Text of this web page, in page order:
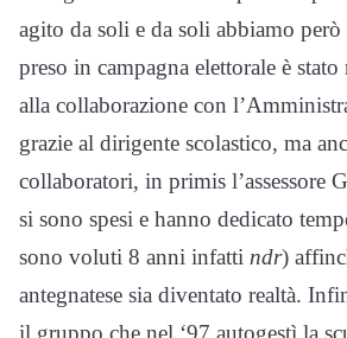
agito da soli e da soli abbiamo
preso in campagna elettorale è
alla collaborazione con
grazie al dirigente scolastico, ma
collaboratori, in primis l’assessore
si sono spesi e hanno dedicato
sono voluti 8 anni infatti ndr)
antegnatese sia diventato realtà.
il gruppo che nel ‘97 autogestì la